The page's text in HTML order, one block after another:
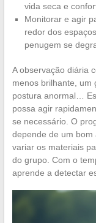
vida seca e
Monitorar e agir
redor dos
penugem se
A observação diária
menos brilhante, um
postura anormal…
possa agir
se necessário. O
depende de um bom
variar os materiais
do grupo. Com o
aprende a detectar